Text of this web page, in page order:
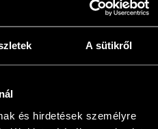
A sütikről
és hirdetések személyre
Előd) -
(75x51 cm)
000Ft